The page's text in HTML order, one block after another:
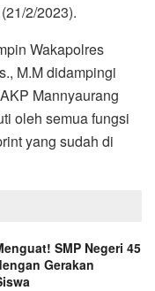
2/2023).
Wakapolres
M.M didampingi
Mannyaurang
oleh semua fungsi
yang sudah di
SMP Negeri 45
Gerakan